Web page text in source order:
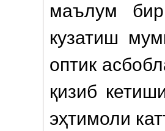
маълум
кузатиш
оптик
қизиб
эҳтимоли